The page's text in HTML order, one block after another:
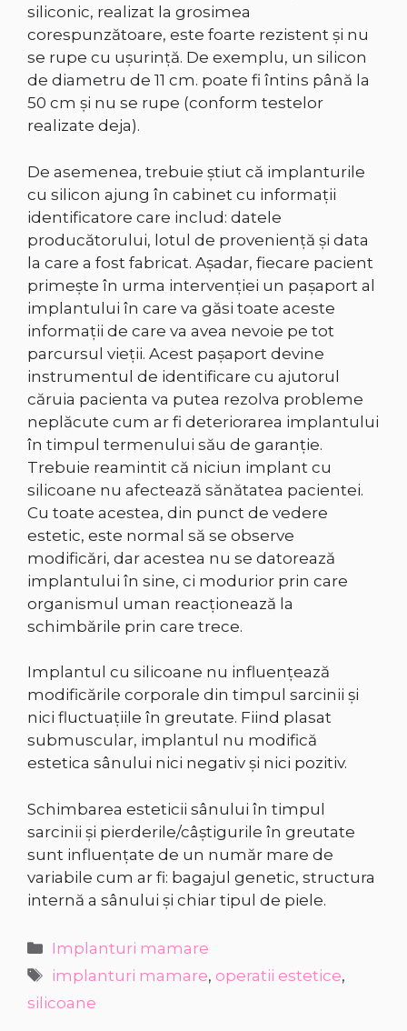
siliconic, realizat la grosimea
corespunzătoare, este foarte rezistent şi nu
se rupe cu uşurinţă. De exemplu, un silicon
de diametru de 11 cm. poate fi întins până la
50 cm şi nu se rupe (conform testelor
realizate deja).
De asemenea, trebuie ştiut că implanturile
cu silicon ajung în cabinet cu informaţii
identificatore care includ: datele
producătorului, lotul de provenienţă şi data
la care a fost fabricat. Aşadar, fiecare pacient
primeşte în urma intervenţiei un paşaport al
implantului în care va găsi toate aceste
informaţii de care va avea nevoie pe tot
parcursul vieţii. Acest paşaport devine
instrumentul de identificare cu ajutorul
căruia pacienta va putea rezolva probleme
neplăcute cum ar fi deteriorarea implantului
în timpul termenului său de garanţie.
Trebuie reamintit că niciun implant cu
silicoane nu afectează sănătatea pacientei.
Cu toate acestea, din punct de vedere
estetic, este normal să se observe
modificări, dar acestea nu se datorează
implantului în sine, ci modurior prin care
organismul uman reacţionează la
schimbările prin care trece.
Implantul cu silicoane nu influenţează
modificările corporale din timpul sarcinii şi
nici fluctuaţiile în greutate. Fiind plasat
submuscular, implantul nu modifică
estetica sânului nici negativ şi nici pozitiv.
Schimbarea esteticii sânului în timpul
sarcinii și pierderile/câştigurile în greutate
sunt influenţate de un număr mare de
variabile cum ar fi: bagajul genetic, structura
internă a sânului şi chiar tipul de piele.
Categorii
Implanturi mamare
Etichete
implanturi mamare, operatii estetice,
silicoane